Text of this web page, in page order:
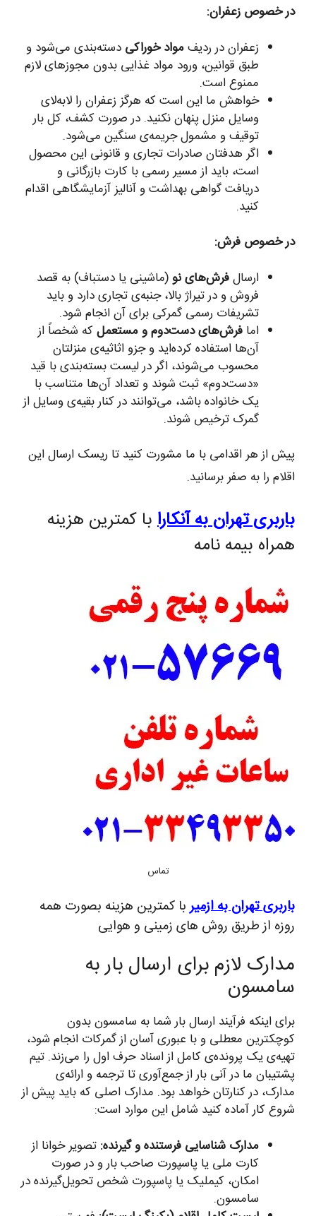
در خصوص زعفران:
زعفران در ردیفمواد خوراکی دسته‌بندی می‌شود و
طبق قوانین، ورود مواد غذایی بدون مجوزهای لازم
ممنوع است.
خواهش ما این است که هرگز زعفران را لابه‌لای
وسایل منزل پنهان نکنید. در صورت کشف، کل بار
توقیف و مشمول جریمه‌ی سنگین می‌شود.
اگر هدفتان صادرات تجاری و قانونی این محصول
است، باید از مسیر رسمی با کارت بازرگانی و
دریافت گواهی بهداشت و آنالیز آزمایشگاهی اقدام
کنید.
در خصوص فرش:
ارسالفرش‌های نو(ماشینی یا دستباف) به قصد
فروش و در تیراژ بالا، جنبه‌ی تجاری دارد و باید
تشریفات رسمی گمرکی برای آن انجام شود.
اما فرش‌های دست‌دوم و مستعمل که شخصاً از
آن‌ها استفاده کرده‌اید و جزو اثاثیه‌ی منزلتان
محسوب می‌شوند، اگر در لیست بسته‌بندی با قید
«دست‌دوم» ثبت شوند و تعداد آن‌ها متناسب با
یک خانواده باشد، می‌توانند در کنار بقیه‌ی وسایل از
گمرک ترخیص شوند.
پیش از هر اقدامی با ما مشورت کنید تا ریسک ارسال این
اقلام را به صفر برسانید.
باربری تهران به آنکارا با کمترین هزینه
همراه بیمه نامه
تماس
باربری تهران به ازمیربا کمترین هزینه بصورت همه
روزه از طریق روش های زمینی و هوایی
مدارک لازم برای ارسال بار به
سامسون
برای اینکه فرآیند ارسال بار شما به سامسون بدون
کوچکترین معطلی و با عبوری آسان از گمرکات انجام شود،
تهیه‌ی یک پرونده‌ی کامل از اسناد حرف اول را می‌زند. تیم
پشتیبان ما در آنی بار از جمع‌آوری تا ترجمه و ارائه‌ی
مدارک، در کنارتان خواهد بود. مدارک اصلی که باید پیش از
شروع کار آماده کنید شامل این موارد است:
مدارک شناسایی فرستنده و گیرنده: تصویر خوانا از
کارت ملی یا پاسپورت صاحب بار و در صورت
امکان، کیملیک یا پاسپورت شخص تحویل‌گیرنده در
سامسون.